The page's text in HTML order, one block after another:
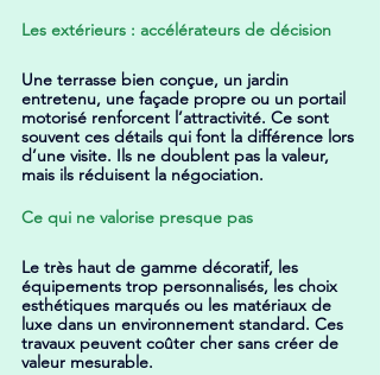
Les extérieurs : accélérateurs de décision
Une terrasse bien conçue, un jardin
entretenu, une façade propre ou un portail
motorisé renforcent l’attractivité. Ce sont
souvent ces détails qui font la différence lors
d’une visite. Ils ne doublent pas la valeur,
mais ils réduisent la négociation.
Ce qui ne valorise presque pas
Le très haut de gamme décoratif, les
équipements trop personnalisés, les choix
esthétiques marqués ou les matériaux de
luxe dans un environnement standard. Ces
travaux peuvent coûter cher sans créer de
valeur mesurable.